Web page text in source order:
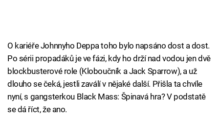
O kariéře Johnnyho Deppa toho bylo napsáno dost a dost.
Po sérii propadáků je ve fázi, kdy ho drží nad vodou jen dvě
blockbusterové role (Kloboučník a Jack Sparrow), a už
dlouho se čeká, jestli zaválí v nějaké další. Přišla ta chvíle
nyní, s gangsterkou Black Mass: Špinavá hra? V podstatě
se dá říct, že ano.